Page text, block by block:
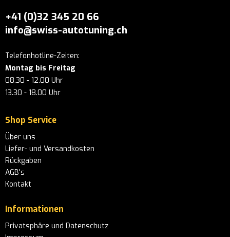
+41 (0)32 345 20 66
info@swiss-autotuning.ch
Telefonhotline-Zeiten:
Montag bis Freitag
08.30 - 12.00 Uhr
13.30 - 18.00 Uhr
Shop Service
Über uns
Liefer- und Versandkosten
Rückgaben
AGB's
Kontakt
Informationen
Privatsphäre und Datenschutz